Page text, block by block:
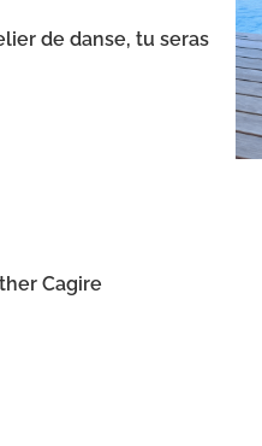
de danse, tu seras
Cagire